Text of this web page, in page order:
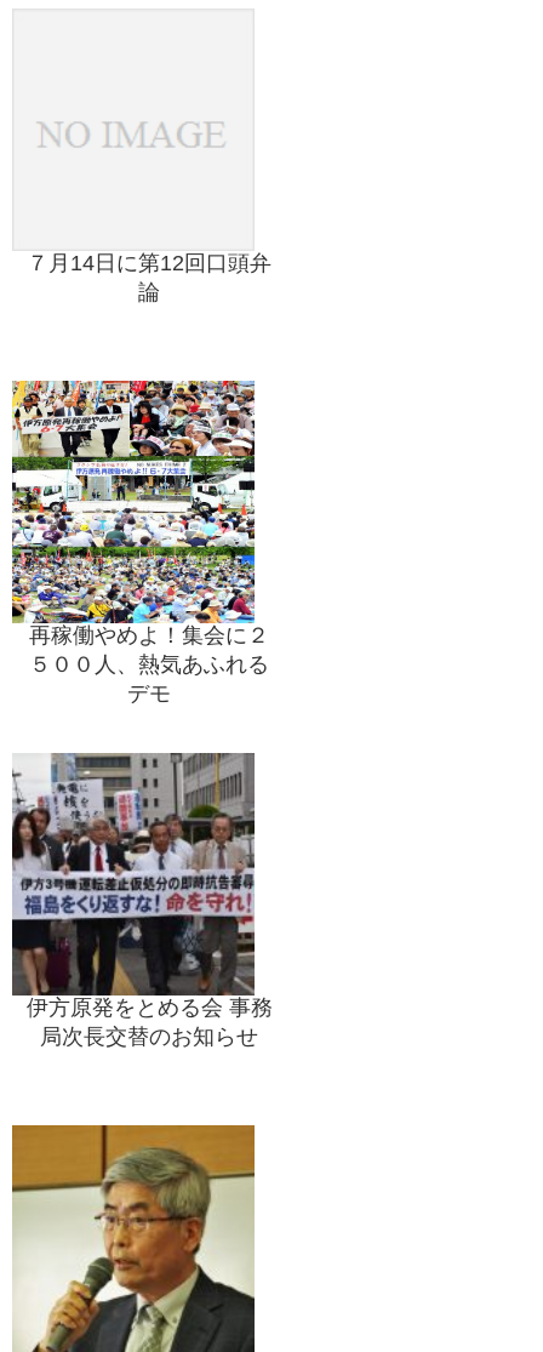
７月14日に第12回口頭弁
論
再稼働やめよ！集会に２
５００人、熱気あふれる
デモ
伊方原発をとめる会 事務
局次長交替のお知らせ